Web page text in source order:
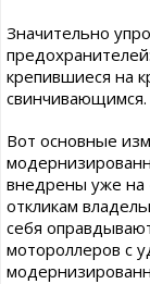
Значительно
крепившиеся на
Вот основные
внедрены уже на
откликам
себя
мотороллеров с